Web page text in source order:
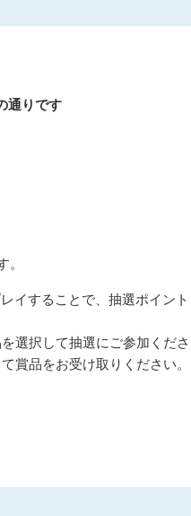
通りです
。
イすることで、抽選ポイント
選択して抽選にご参加くださ
賞品をお受け取りください。